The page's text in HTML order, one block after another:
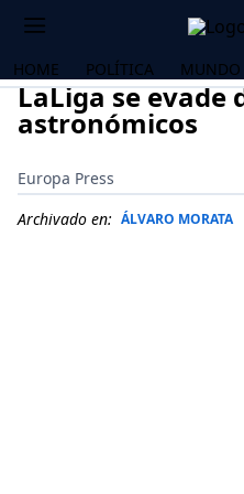
HOME POLÍTICA MUNDO
LaLiga se evade
astronómicos
Europa Press
Archivado en: ÁLVARO MORATA